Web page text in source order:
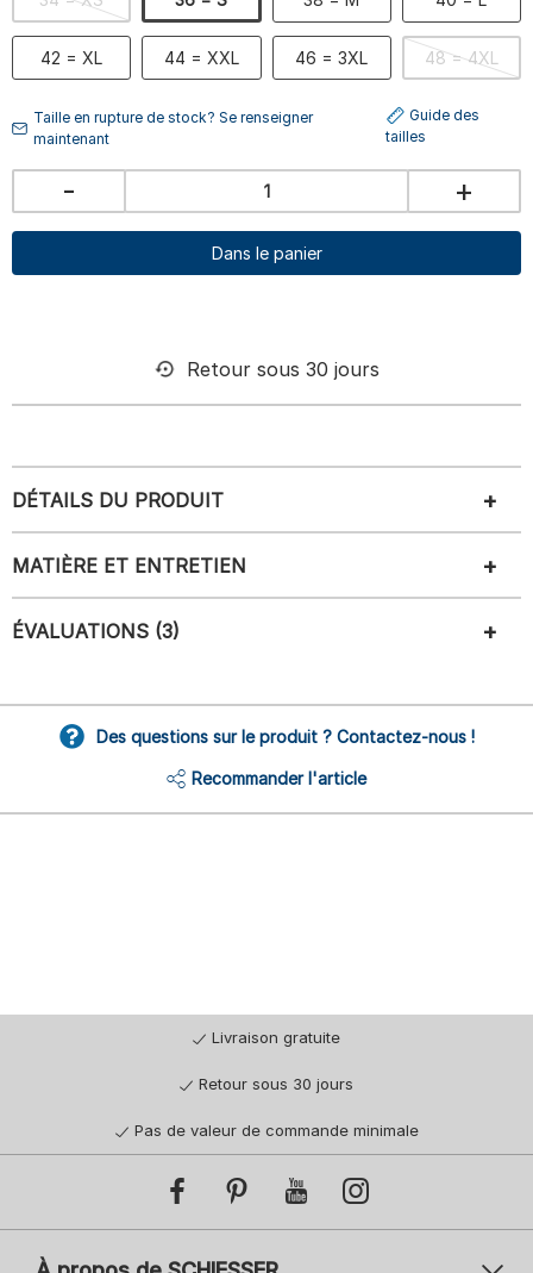
42 = XL 44 = XXL 46 = 3XL 48 = 4XL
Taille en rupture de stock? Se renseigner
maintenant
Guide des
tailles
- +
Dans le panier
Retour sous 30 jours
DÉTAILS DU PRODUIT
MATIÈRE ET ENTRETIEN
ÉVALUATIONS (3)
Des questions sur le produit ? Contactez-nous !
Recommander l'article
Livraison gratuite
Retour sous 30 jours
Pas de valeur de commande minimale